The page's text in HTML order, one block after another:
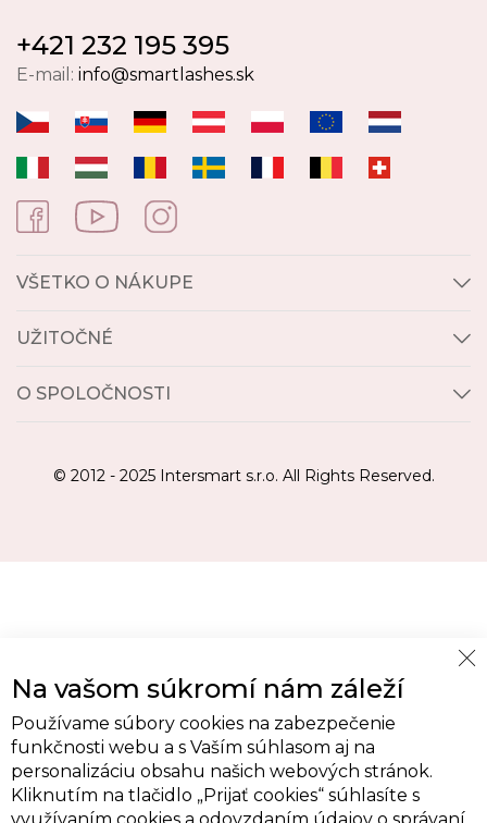
+421 232 195 395
E-mail: info@smartlashes.sk
VŠETKO O NÁKUPE
UŽITOČNÉ
O SPOLOČNOSTI
© 2012 - 2025 Intersmart s.r.o. All Rights Reserved.
Na vašom súkromí nám záleží
Používame súbory cookies na zabezpečenie
funkčnosti webu a s Vaším súhlasom aj na
personalizáciu obsahu našich webových stránok.
Kliknutím na tlačidlo „Prijať cookies“ súhlasíte s